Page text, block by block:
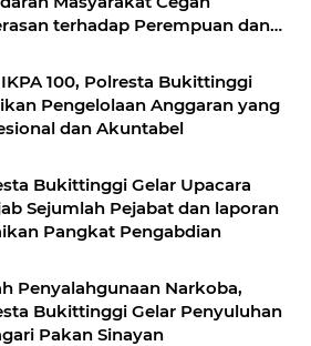
terhadap Perempuan dan
100, Polresta Bukittinggi
Pengelolaan Anggaran yang
dan Akuntabel
Bukittinggi Gelar Upacara
Sejumlah Pejabat dan laporan
Pangkat Pengabdian
Penyalahgunaan Narkoba,
Bukittinggi Gelar Penyuluhan
Pakan Sinayan